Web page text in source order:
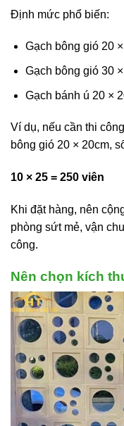
Định mức phổ biến:
Gạch bông gió 20
Gạch bông gió 30
Gạch bánh ú 20 ×
Ví dụ, nếu cần thi
bông gió 20 × 20cm,
10 × 25 = 250 viên
Khi đặt hàng, nên
phòng sứt mẻ, vận
công.
Nên chọn kích